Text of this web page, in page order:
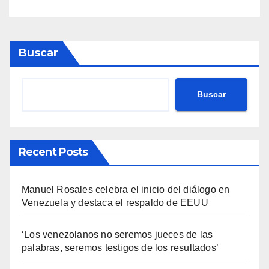
Buscar
Buscar
Recent Posts
Manuel Rosales celebra el inicio del diálogo en
Venezuela y destaca el respaldo de EEUU
‘Los venezolanos no seremos jueces de las
palabras, seremos testigos de los resultados’